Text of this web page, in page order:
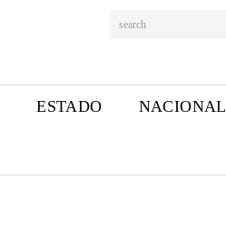
search
ESTADO NACIONAL